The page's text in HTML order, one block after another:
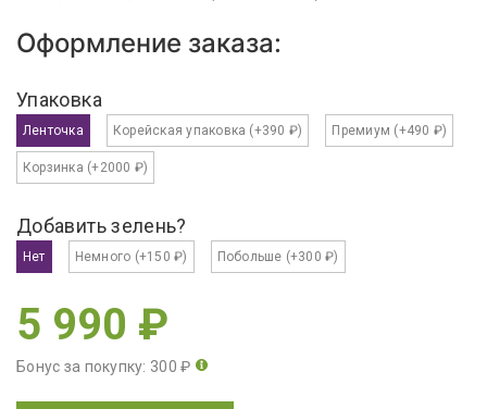
Оформление заказа:
Упаковка
Ленточка Корейская упаковка (+390 ₽) Премиум (+490 ₽)
Корзинка (+2000 ₽)
Добавить зелень?
Нет Немного (+150 ₽) Побольше (+300 ₽)
5 990 ₽
Бонус за покупку: 300 ₽